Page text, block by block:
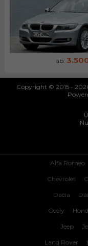
ab:
Copyright © 2015 -
Alfa Romeo
Chevrolet
Dacia
Geely
Jeep
Land Rover